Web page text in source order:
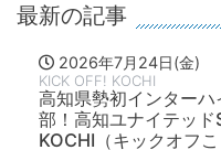
最新の記事
2026年7月24日(金)
KICK OFF! KOCHI
高知県勢初インター
部！高知ユナイテッ
KOCHI（キックオフ